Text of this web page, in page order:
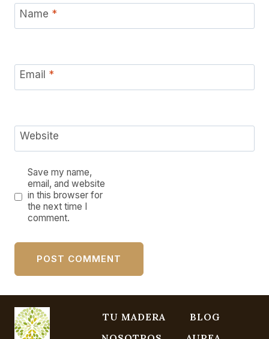
Name *
Email *
Website
Save my name,
email, and website
in this browser for
the next time I
comment.
TU MADERA
BLOG